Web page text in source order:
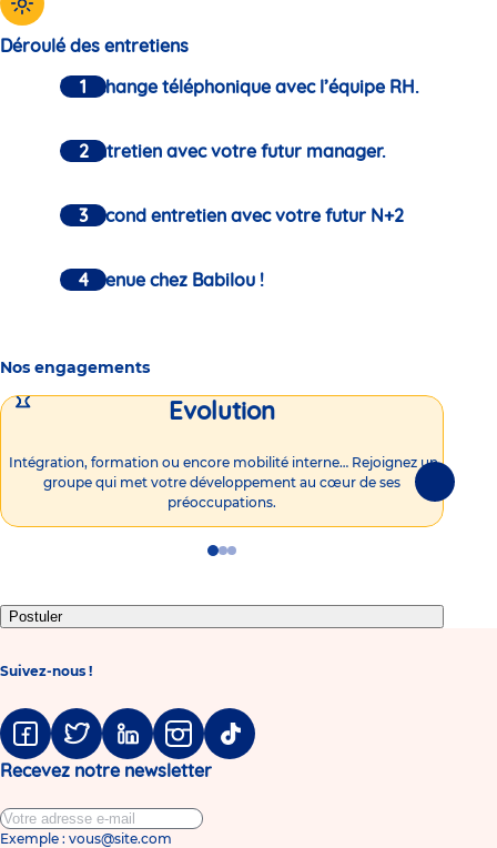
Déroulé des entretiens
Un échange téléphonique avec l’équipe RH.
Un entretien avec votre futur manager.
Un second entretien avec votre futur N+2
Bienvenue chez Babilou !
Nos engagements
Evolution
Intégration, formation ou encore mobilité interne… Rejoignez un
groupe qui met votre développement au cœur de ses
préoccupations.
Go
1
Go
2
Go
3
Postuler
Suivez-nous !
FacebookTwitter LinkedinInstagramTiktok
Recevez notre newsletter
Exemple : vous@site.com